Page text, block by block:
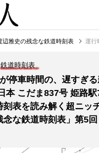
辺雅史の残念な鉄道時刻表 運行時間の3割が停車時間の、遅すぎる新幹
道時刻表
停車時間の、遅すぎ
こだま837号 姫路駅
表を読み解く超ニッ
念な鉄道時刻表」第5回